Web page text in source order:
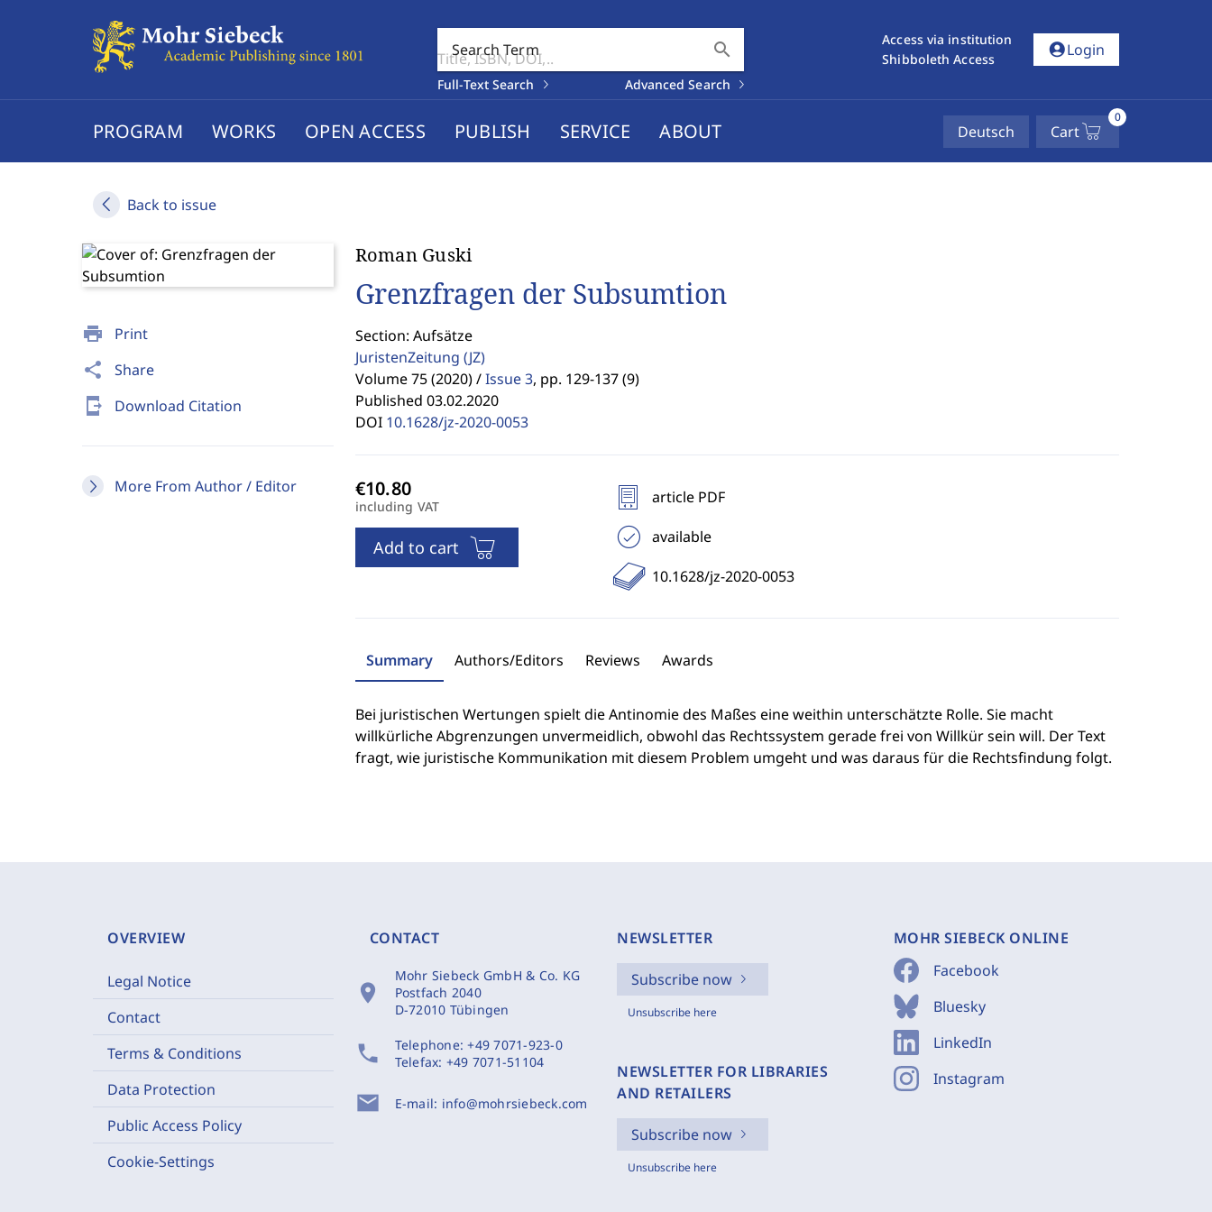
Search Term search
Full-Text Search Advanced Search
Access via institution
Shibboleth Access
account_circleLogin
PROGRAM WORKS OPEN ACCESS PUBLISH SERVICE ABOUT Deutsch Cart
0
Back to issue
print Print
share Share
send_to_mobile Download Citation
More From Author / Editor
Roman Guski
Grenzfragen der Subsumtion
Section: Aufsätze
JuristenZeitung (JZ)
Volume 75 (2020) / Issue 3, pp. 129-137 (9)
Published 03.02.2020
DOI 10.1628/jz-2020-0053
including VAT
Add to cart
article PDF
available
10.1628/jz-2020-0053
Summary Authors/Editors Reviews Awards
Bei juristischen Wertungen spielt die Antinomie des Maßes eine weithin unterschätzte Rolle. Sie macht
willkürliche Abgrenzungen unvermeidlich, obwohl das Rechtssystem gerade frei von Willkür sein will. Der Text
fragt, wie juristische Kommunikation mit diesem Problem umgeht und was daraus für die Rechtsfindung folgt.
OVERVIEW
Legal Notice
Contact
Terms & Conditions
Data Protection
Public Access Policy
Cookie-Settings
CONTACT
location_on
Mohr Siebeck GmbH & Co. KG
Postfach 2040
D-72010 Tübingen
phone Telephone:+49 7071-923-0
Telefax: +49 7071-51104
mail E-mail: info@mohrsiebeck.com
NEWSLETTER
Subscribe now
Unsubscribe here
NEWSLETTER FOR LIBRARIES
AND RETAILERS
Subscribe now
Unsubscribe here
MOHR SIEBECK ONLINE
Facebook
Bluesky
LinkedIn
Instagram